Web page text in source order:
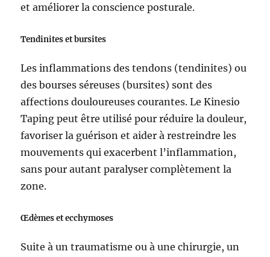
et améliorer la conscience posturale.
Tendinites et bursites
Les inflammations des tendons (tendinites) ou
des bourses séreuses (bursites) sont des
affections douloureuses courantes. Le Kinesio
Taping peut être utilisé pour réduire la douleur,
favoriser la guérison et aider à restreindre les
mouvements qui exacerbent l’inflammation,
sans pour autant paralyser complètement la
zone.
Œdèmes et ecchymoses
Suite à un traumatisme ou à une chirurgie, un